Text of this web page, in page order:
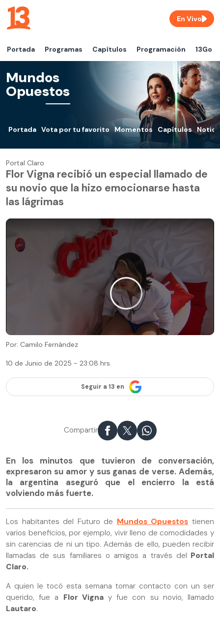
Portada Programas Capítulos Programación 13Go
En Vivo
Mundos
Opuestos
Portada Vota por tu favorito Momentos Capítulos
Portal Claro
Flor Vigna recibió un especial llamado de
su novio que la hizo emocionarse hasta
las lágrimas
Por: Camilo Fernández
10 de Junio de 2025 - 23:08 hrs.
Seguir a 13 en
Compartir
En los minutos que tuvieron de conversación,
expresaron su amor y sus ganas de verse. Además,
la argentina aseguró que el encierro la está
volviendo más fuerte.
Los habitantes del Futuro de Mundos Opuestos tienen
varios beneficios, por ejemplo, vivir lleno de comodidades y
sin carencias de ni un tipo. Además de ello, pueden recibir
llamadas de sus familiares o amigos a través del Portal
Claro.
A quien le tocó esta semana tomar contacto con un ser
querido, fue a Flor Vignay fue con su novio, llamado
Lautaro.